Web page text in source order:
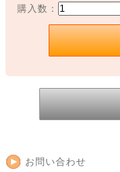
購入数：
お問い合わせ